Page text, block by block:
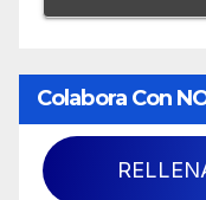
Colabora Con